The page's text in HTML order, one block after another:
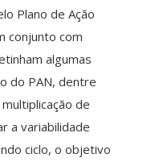
Plano de Ação
conjunto com
algumas
do PAN, dentre
de
a variabilidade
ciclo, o objetivo